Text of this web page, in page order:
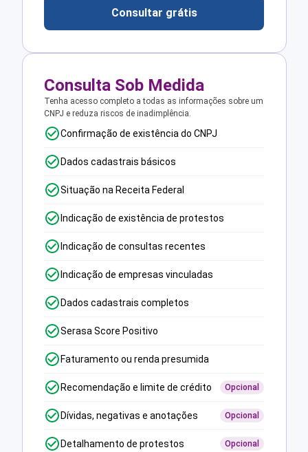
Consultar grátis
Consulta Sob Medida
Tenha acesso completo a todas as informações sobre um
CNPJ e reduza riscos de inadimplência.
Confirmação de existência do CNPJ
Dados cadastrais básicos
Situação na Receita Federal
Indicação de existência de protestos
Indicação de consultas recentes
Indicação de empresas vinculadas
Dados cadastrais completos
Serasa Score Positivo
Faturamento ou renda presumida
Recomendação e limite de crédito Opcional
Dívidas, negativas e anotações Opcional
Detalhamento de protestos Opcional